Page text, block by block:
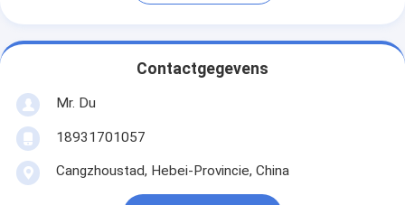
Contactgegevens
Mr. Du
18931701057
Cangzhoustad, Hebei-Provincie, China